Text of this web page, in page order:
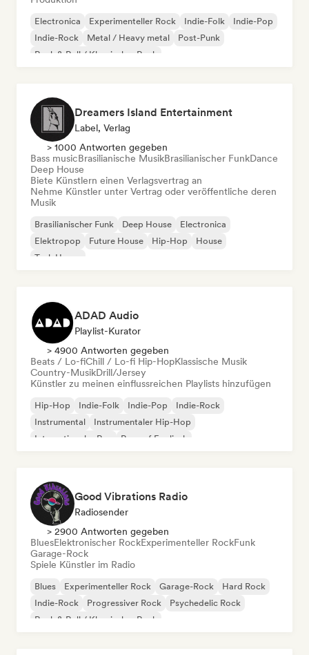
Electronica Experimenteller Rock Indie-Folk
Indie-Pop
Indie-Rock
Metal / Heavy metal
Post-Punk
Rock & Roll / Klassischer Rock
Dreamers Island Entertainment
Label, Verlag
> 1000 Antworten gegeben
Bass musicBrasilianische MusikBrasilianischer FunkDance
Deep House
Biete Künstlern einen Verlagsvertrag an
Nehme Künstler unter Vertrag oder veröffentliche deren
Musik
Brasilianischer Funk Deep House
Electronica
Elektropop
Future House Hip-Hop
House
Tech House
ADAD Audio
Playlist-Kurator
> 4900 Antworten gegeben
Beats / Lo-fiChill / Lo-fi Hip-HopKlassische Musik
Country-MusikDrill/Jersey
Künstler zu meinen einflussreichen Playlists hinzufügen
Hip-Hop Indie-Folk Indie-Pop
Indie-Rock
Instrumental
Instrumentaler Hip-Hop
Internationaler Rap
Rap auf Englisch
Good Vibrations Radio
Radiosender
> 2900 Antworten gegeben
BluesElektronischer RockExperimenteller RockFunk
Garage-Rock
Spiele Künstler im Radio
Blues Experimenteller Rock Garage-Rock
Hard Rock
Indie-Rock
Progressiver Rock
Psychedelic Rock
Rock & Roll / Klassischer Rock